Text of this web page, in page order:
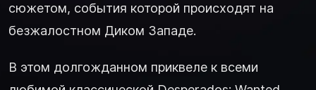
сюжетом, события которой происходят на
безжалостном Диком Западе.
В этом долгожданном приквеле к всеми